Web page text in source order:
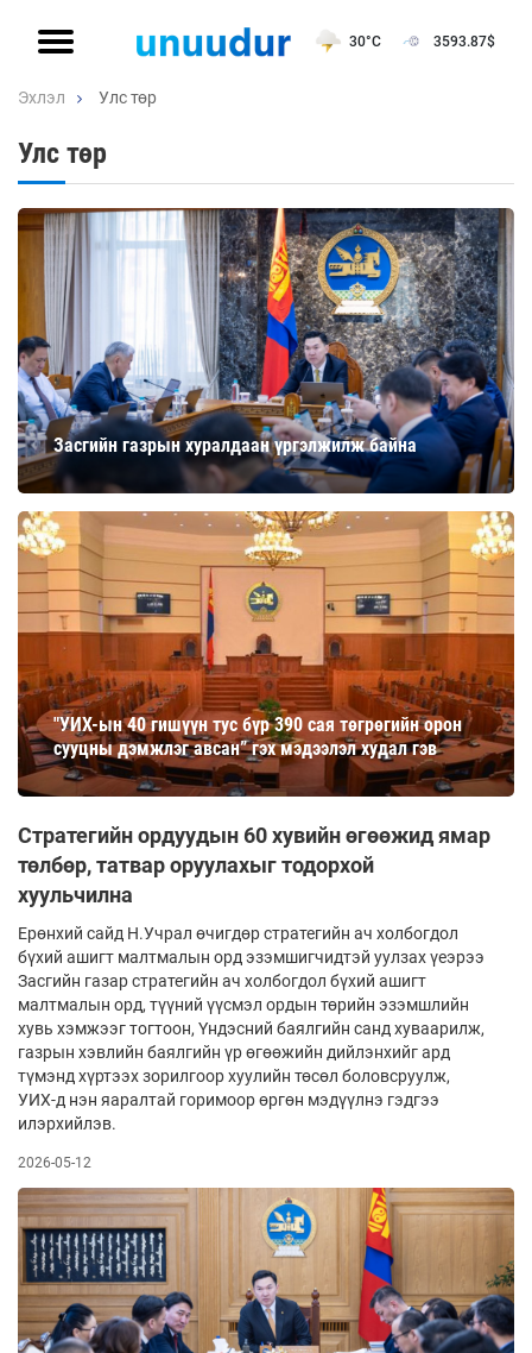
30°C 3593.87$
Эхлэл Улс төр
Улс төр
Засгийн газрын хуралдаан үргэлжилж байна
"УИХ-ын 40 гишүүн тус бүр 390 сая төгрөгийн орон
сууцны дэмжлэг авсан” гэх мэдээлэл худал гэв
Стратегийн ордуудын 60 хувийн өгөөжид ямар
төлбөр, татвар оруулахыг тодорхой
хуульчилна
Ерөнхий сайд Н.Учрал өчигдөр стратегийн ач холбогдол
бүхий ашигт малтмалын орд эзэмшигчидтэй уулзах үеэрээ
Засгийн газар стратегийн ач холбогдол бүхий ашигт
малтмалын орд, түүний үүсмэл ордын төрийн эзэмшлийн
хувь хэмжээг тогтоон, Үндэсний баялгийн санд хуваарилж,
газрын хэвлийн баялгийн үр өгөөжийн дийлэнхийг ард
түмэнд хүртээх зорилгоор хуулийн төсөл боловсруулж,
УИХ-д нэн яаралтай горимоор өргөн мэдүүлнэ гэдгээ
илэрхийлэв.
2026-05-12